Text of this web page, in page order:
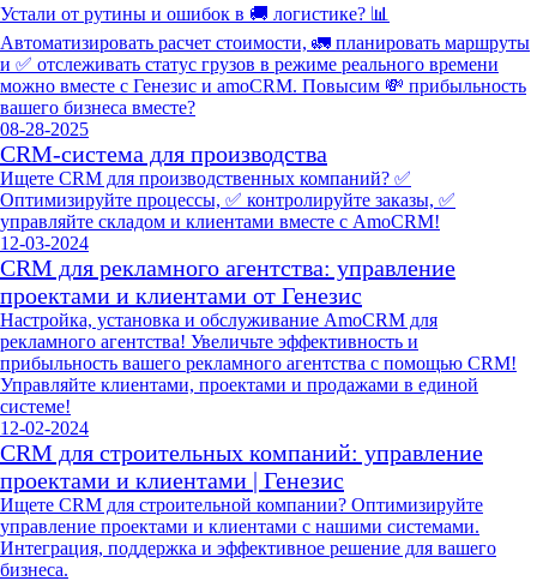
Устали от рутины и ошибок в 🚚 логистике? 📊
Автоматизировать расчет стоимости, 🚛 планировать маршруты
и ✅ отслеживать статус грузов в режиме реального времени
можно вместе с Генезис и amoCRM. Повысим 💸 прибыльность
вашего бизнеса вместе?
08-28-2025
CRM-система для производства
Ищете CRM для производственных компаний? ✅
Оптимизируйте процессы, ✅ контролируйте заказы, ✅
управляйте складом и клиентами вместе с AmoCRM!
12-03-2024
CRM для рекламного агентства: управление
проектами и клиентами от Генезис
Настройка, установка и обслуживание AmoCRM для
рекламного агентства! Увеличьте эффективность и
прибыльность вашего рекламного агентства с помощью CRM!
Управляйте клиентами, проектами и продажами в единой
системе!
12-02-2024
CRM для строительных компаний: управление
проектами и клиентами | Генезис
Ищете CRM для строительной компании? Оптимизируйте
управление проектами и клиентами с нашими системами.
Интеграция, поддержка и эффективное решение для вашего
бизнеса.